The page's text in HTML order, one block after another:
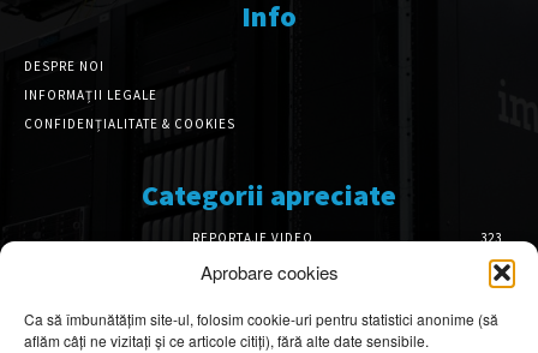
Aprobare cookies
Ca să îmbunătățim site-ul, folosim cookie-uri pentru statistici anonime (să
aflăm câți ne vizitați și ce articole citiți), fără alte date sensibile.
Info
DESPRE NOI
INFORMAȚII LEGALE
CONFIDENȚIALITATE & COOKIES
Categorii apreciate
REPORTAJE VIDEO
323
AMENAJĂRI INTERIOARE
126
DESIGN INTERIOR
64